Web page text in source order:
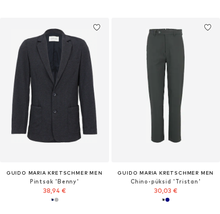
GUIDO MARIA KRETSCHMER MEN
Pintsak 'Benny'
38,94 €
GUIDO MARIA KRETSCHMER MEN
Chino-püksid 'Tristan'
30,03 €